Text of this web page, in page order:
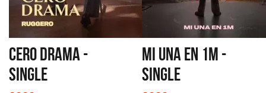
CERO DRAMA -
SINGLE
MI UNA EN 1M -
SINGLE